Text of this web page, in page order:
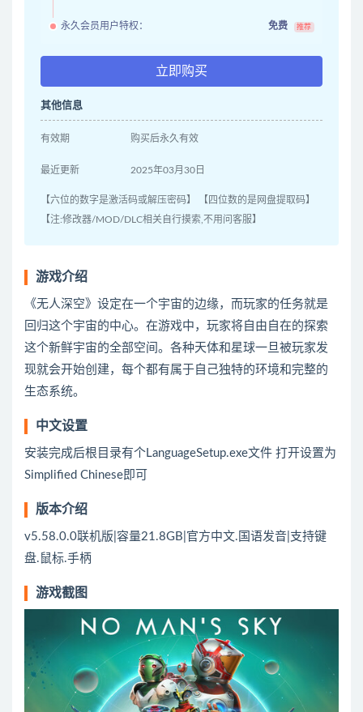
永久会员用户特权： 免费 推荐
立即购买
其他信息
有效期 购买后永久有效
最近更新 2025年03月30日
【六位的数字是激活码或解压密码】 【四位数的是网盘提取码】
【注:修改器/MOD/DLC相关自行摸索,不用问客服】
游戏介绍
《无人深空》设定在一个宇宙的边缘，而玩家的任务就是
回归这个宇宙的中心。在游戏中，玩家将自由自在的探索
这个新鲜宇宙的全部空间。各种天体和星球一旦被玩家发
现就会开始创建，每个都有属于自己独特的环境和完整的
生态系统。
中文设置
安装完成后根目录有个LanguageSetup.exe文件 打开设置为
Simplified Chinese即可
版本介绍
v5.58.0.0联机版|容量21.8GB|官方中文.国语发音|支持键
盘.鼠标.手柄
游戏截图